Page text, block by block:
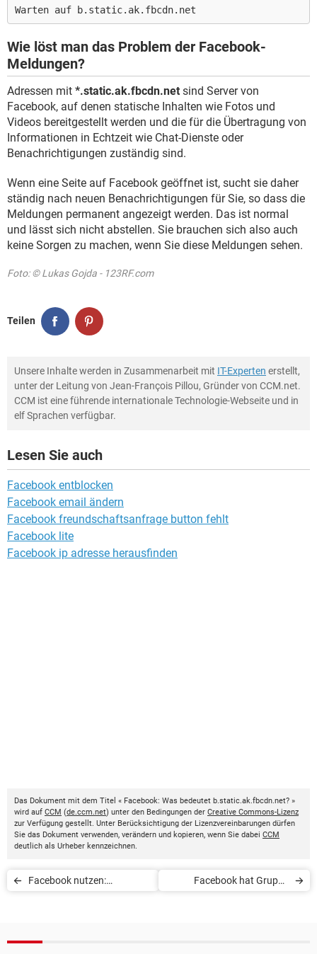
Warten auf b.static.ak.fbcdn.net
Wie löst man das Problem der Facebook-
Meldungen?
Adressen mit *.static.ak.fbcdn.net sind Server von
Facebook, auf denen statische Inhalten wie Fotos und
Videos bereitgestellt werden und die für die Übertragung von
Informationen in Echtzeit wie Chat-Dienste oder
Benachrichtigungen zuständig sind.
Wenn eine Seite auf Facebook geöffnet ist, sucht sie daher
ständig nach neuen Benachrichtigungen für Sie, so dass die
Meldungen permanent angezeigt werden. Das ist normal
und lässt sich nicht abstellen. Sie brauchen sich also auch
keine Sorgen zu machen, wenn Sie diese Meldungen sehen.
Foto: © Lukas Gojda - 123RF.com
Teilen
Unsere Inhalte werden in Zusammenarbeit mit IT-Experten erstellt,
unter der Leitung von Jean-François Pillou, Gründer von CCM.net.
CCM ist eine führende internationale Technologie-Webseite und in
elf Sprachen verfügbar.
Lesen Sie auch
Facebook entblocken
Facebook email ändern
Facebook freundschaftsanfrage button fehlt
Facebook lite
Facebook ip adresse herausfinden
Das Dokument mit dem Titel « Facebook: Was bedeutet b.static.ak.fbcdn.net? »
wird auf CCM (de.ccm.net) unter den Bedingungen der Creative Commons-Lizenz
zur Verfügung gestellt. Unter Berücksichtigung der Lizenzvereinbarungen dürfen
Sie das Dokument verwenden, verändern und kopieren, wenn Sie dabei CCM
deutlich als Urheber kennzeichnen.
Facebook nutzen:
Facebook hat Gruppe